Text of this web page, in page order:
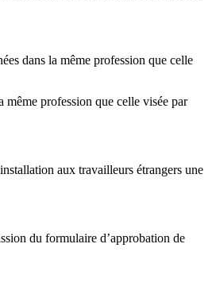
dans la même profession que celle
même profession que celle visée par
aux travailleurs étrangers une
du formulaire d’approbation de